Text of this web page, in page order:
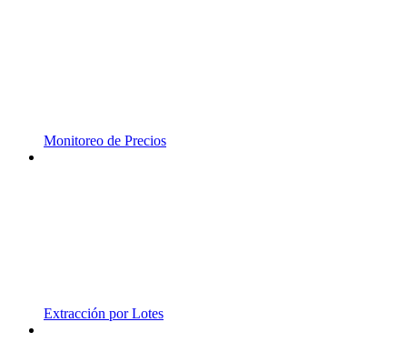
Monitoreo de Precios
Extracción por Lotes